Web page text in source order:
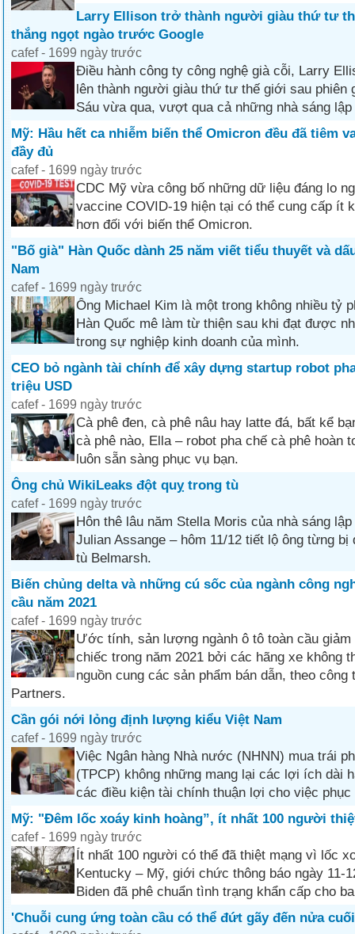
Larry Ellison trở thành người giàu thứ tư
thắng ngọt ngào trước Google
cafef - 1699 ngày trước
Điều hành công ty công nghệ già cỗi, Larry
lên thành người giàu thứ tư thế giới sau phiên
Sáu vừa qua, vượt qua cả những nhà sáng lập
Mỹ: Hầu hết ca nhiễm biến thể Omicron đều đã tiêm
đầy đủ
cafef - 1699 ngày trước
CDC Mỹ vừa công bố những dữ liệu đáng lo
vaccine COVID-19 hiện tại có thể cung cấp ít
hơn đối với biến thể Omicron.
"Bố già" Hàn Quốc dành 25 năm viết tiểu thuyết và
Nam
cafef - 1699 ngày trước
Ông Michael Kim là một trong không nhiều tỷ
Hàn Quốc mê làm từ thiện sau khi đạt được
trong sự nghiệp kinh doanh của mình.
CEO bỏ ngành tài chính để xây dựng startup robot
triệu USD
cafef - 1699 ngày trước
Cà phê đen, cà phê nâu hay latte đá, bất kể
cà phê nào, Ella – robot pha chế cà phê hoàn
luôn sẵn sàng phục vụ bạn.
Ông chủ WikiLeaks đột quỵ trong tù
cafef - 1699 ngày trước
Hôn thê lâu năm Stella Moris của nhà sáng
Julian Assange – hôm 11/12 tiết lộ ông từng bị
tù Belmarsh.
Biến chủng delta và những cú sốc của ngành công
cầu năm 2021
cafef - 1699 ngày trước
Ước tính, sản lượng ngành ô tô toàn cầu giảm
chiếc trong năm 2021 bởi các hãng xe không
nguồn cung các sản phẩm bán dẫn, theo
Partners.
Cần gói nới lỏng định lượng kiểu Việt Nam
cafef - 1699 ngày trước
Việc Ngân hàng Nhà nước (NHNN) mua trái
(TPCP) không những mang lại các lợi ích dài
các điều kiện tài chính thuận lợi cho việc phục
Mỹ: "Đêm lốc xoáy kinh hoàng”, ít nhất 100 người
cafef - 1699 ngày trước
Ít nhất 100 người có thể đã thiệt mạng vì lốc
Kentucky – Mỹ, giới chức thông báo ngày 11-
Biden đã phê chuẩn tình trạng khẩn cấp cho
'Chuỗi cung ứng toàn cầu có thể đứt gãy đến nửa